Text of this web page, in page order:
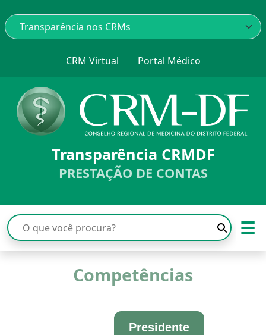
CRM Virtual Portal Médico
Transparência CRMDF
PRESTAÇÃO DE CONTAS
☰
Competências
Presidente